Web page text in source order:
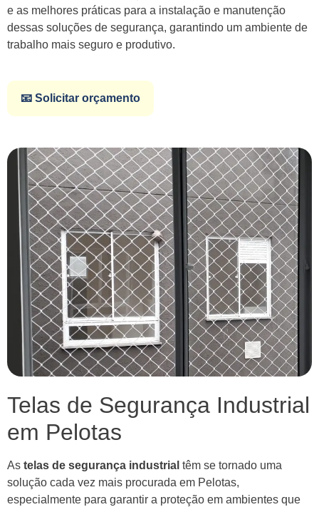
e as melhores práticas para a instalação e manutenção
dessas soluções de segurança, garantindo um ambiente de
trabalho mais seguro e produtivo.
📧 Solicitar orçamento
Telas de Segurança Industrial
em Pelotas
As telas de segurança industrial têm se tornado uma
solução cada vez mais procurada em Pelotas,
especialmente para garantir a proteção em ambientes que